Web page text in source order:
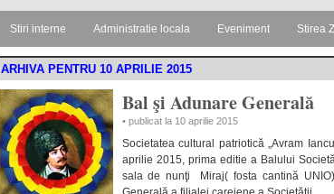
Stiri interne Administratie locala Eveniment Stirea
ARHIVA PENTRU 10 APRILIE 2015
Bal şi Adunare Generală
• publicat la 10 aprilie 2015
Societatea cultural patriotică „Avram
aprilie 2015, prima editie a Balului
sala de nunţi Miraj( fosta cantină